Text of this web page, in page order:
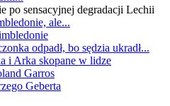
po sensacyjnej degradacji Lechii
ale...
odpadł, bo sędzia ukradł...
i Arka skopane w lidze
Garros
Geberta